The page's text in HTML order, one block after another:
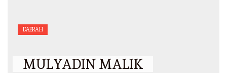
DAERAH
MULYADIN MALIK